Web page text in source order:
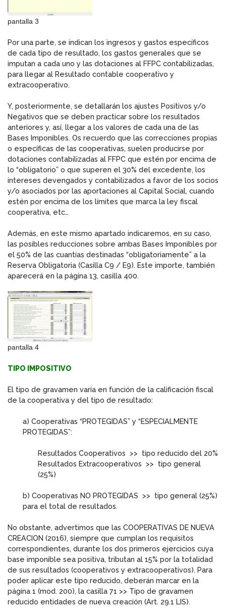
pantalla 3
Por una parte, se indican los ingresos y gastos específicos
de cada tipo de resultado, los gastos generales que se
imputan a cada uno y las dotaciones al FFPC contabilizadas,
para llegar al Resultado contable cooperativo y
extracooperativo.
Y, posteriormente, se detallarán los ajustes Positivos y/o
Negativos que se deben practicar sobre los resultados
anteriores y, así, llegar a los valores de cada una de las
Bases Imponibles. Os recuerdo que las correcciones propias
o específicas de las cooperativas, suelen producirse por
dotaciones contabilizadas al FFPC que estén por encima de
lo “obligatorio” o que superen el 30% del excedente, los
intereses devengados y contabilizados a favor de los socios
y/o asociados por las aportaciones al Capital Social, cuando
estén por encima de los límites que marca la ley fiscal
cooperativa, etc…
Además, en este mismo apartado indicaremos, en su caso,
las posibles reducciones sobre ambas Bases Imponibles por
el 50% de las cuantías destinadas “obligatoriamente” a la
Reserva Obligatoria (Casilla C9 / E9). Este importe, también
aparecerá en la página 13, casilla 400.
pantalla 4
TIPO IMPOSITIVO
El tipo de gravamen varía en función de la calificación fiscal
de la cooperativa y del tipo de resultado:
a) Cooperativas “PROTEGIDAS” y “ESPECIALMENTE
PROTEGIDAS”:
Resultados Cooperativos >> tipo reducido del 20%
Resultados Extracooperativos >> tipo general
(25%)
b) Cooperativas NO PROTEGIDAS >> tipo general (25%)
para el total de resultados.
No obstante, advertimos que las COOPERATIVAS DE NUEVA
CREACION (2016), siempre que cumplan los requisitos
correspondientes, durante los dos primeros ejercicios cuya
base imponible sea positiva, tributan al 15% por la totalidad
de sus resultados (cooperativos y extracooperativos). Para
poder aplicar este tipo reducido, deberán marcar en la
página 1 (mod. 200), la casilla 71 >> Tipo de gravamen
reducido entidades de nueva creación (Art. 29.1 LIS).